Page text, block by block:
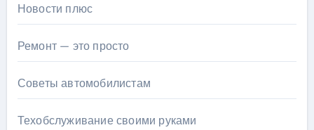
Новости плюс
Ремонт — это просто
Советы автомобилистам
Техобслуживание своими руками